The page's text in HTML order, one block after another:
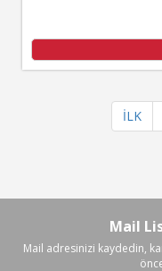
İLK
Mail
Mail adresinizi kaydedin,